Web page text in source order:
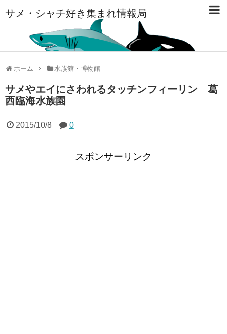
サメ・シャチ好き集まれ情報局
ホーム 水族館・博物館
サメやエイにさわれるタッチンフィーリン 葛
西臨海水族園
2015/10/8 0
スポンサーリンク